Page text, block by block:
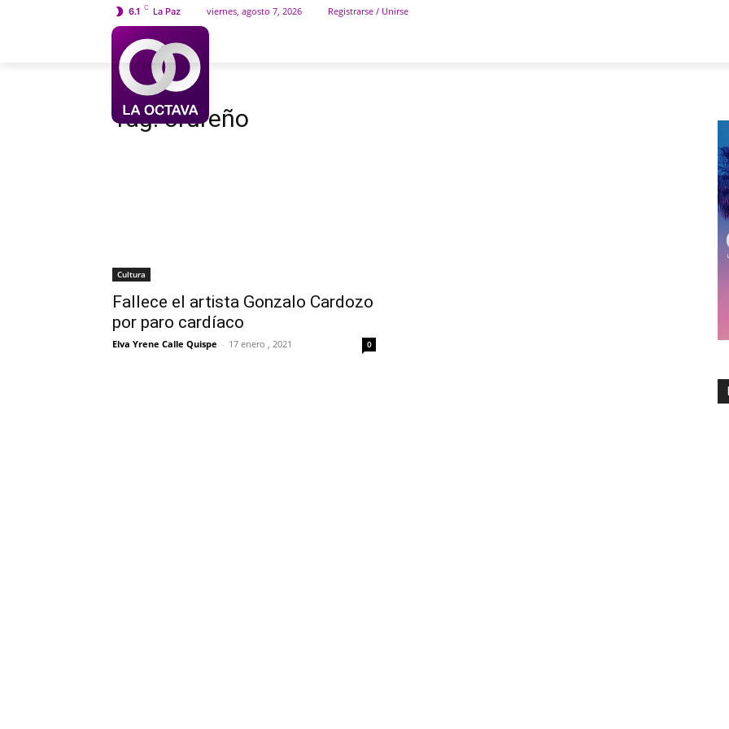
6.1 C La Paz viernes, agosto 7, 2026 Registrarse / Unirse
Etiquetas Orureño
Tag:orureño
Cultura
Fallece el artista Gonzalo Cardozo
por paro cardíaco
Elva Yrene Calle Quispe - 17 enero , 2021 0